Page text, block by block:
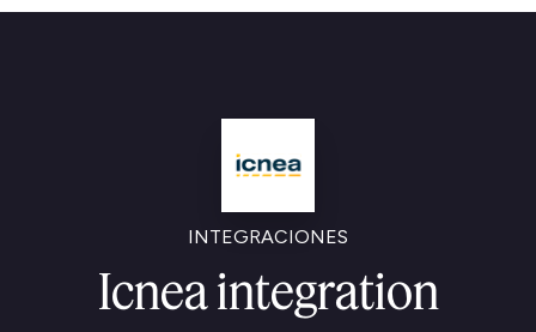
INTEGRACIONES
Icnea integration